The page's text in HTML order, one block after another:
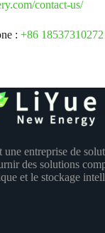
contact-us/
: +86 18537310272
entreprise de
des solutions
et le stockage